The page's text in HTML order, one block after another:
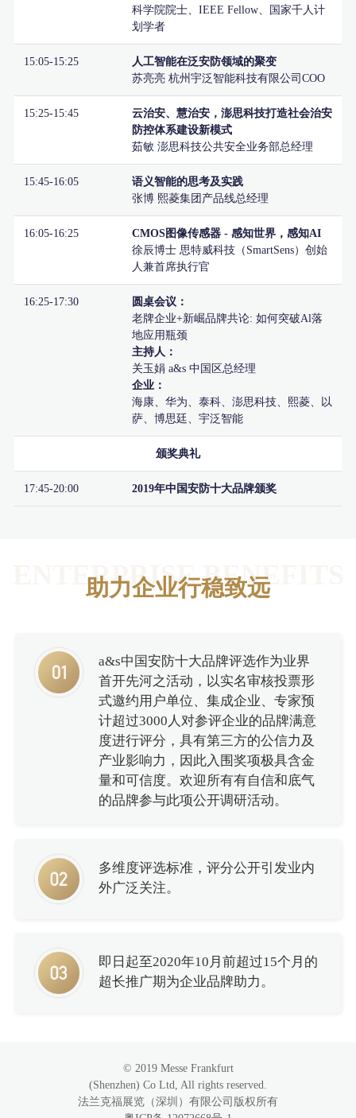
科学院院士、IEEE Fellow、国家千人计
划学者
15:05-15:25
人工智能在泛安防领域的聚变
苏亮亮 杭州宇泛智能科技有限公司COO
15:25-15:45
云治安、慧治安，澎思科技打造社会治安
防控体系建设新模式
茹敏 澎思科技公共安全业务部总经理
15:45-16:05
语义智能的思考及实践
张博 熙菱集团产品线总经理
16:05-16:25
CMOS图像传感器 - 感知世界，感知AI
徐辰博士 思特威科技（SmartSens）创始
人兼首席执行官
16:25-17:30
圆桌会议：
老牌企业+新崛品牌共论: 如何突破Al落
地应用瓶颈
主持人：
关玉娟 a&s 中国区总经理
企业：
海康、华为、泰科、澎思科技、熙菱、以
萨、博思廷、宇泛智能
颁奖典礼
17:45-20:00 2019年中国安防十大品牌颁奖
ENTERPRISE BENEFITS
助力企业行稳致远
a&s中国安防十大品牌评选作为业界
首开先河之活动，以实名审核投票形
式邀约用户单位、集成企业、专家预
计超过3000人对参评企业的品牌满意
度进行评分，具有第三方的公信力及
产业影响力，因此入围奖项极具含金
量和可信度。欢迎所有有自信和底气
的品牌参与此项公开调研活动。
多维度评选标准，评分公开引发业内
外广泛关注。
即日起至2020年10月前超过15个月的
超长推广期为企业品牌助力。
© 2019 Messe Frankfurt
(Shenzhen) Co Ltd, All rights reserved.
法兰克福展览（深圳）有限公司版权所有